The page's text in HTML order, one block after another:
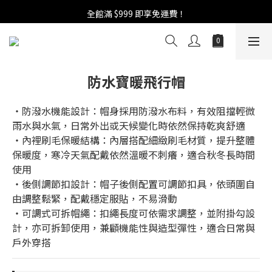
週年慶活開跑：全館88折 | 買1送1 | 滿額贈！
全館滿 $999 即享免運費！
週年慶活開跑：全館88折 | 買1送1 | 滿額贈！
防水寶暖飛行帽
‧防潑水機能設計：帽身採用防潑水布料，有效阻擋輕微
雨水與水氣，日常外出或天候變化時依然保持乾爽舒適
‧內裡刷毛保暖結構：內層搭配細緻刷毛材質，提升整體
保暖度，寒冷天氣配戴依然溫暖不刺癢，適合秋冬長時間
使用
‧後側調節扣設計：帽子後側配置可調節扣具，依頭圍自
由調整鬆緊，配戴穩定服貼，不易滑動
‧可調式可拆帽繩：扣繩長度可依需求調整，並附掛勾設
計，亦可拆卸使用，兼顧機能性與造型彈性，適合日常與
戶外穿搭